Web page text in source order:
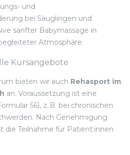
und
bei Säuglingen und
sanfter Babymassage in
Atmosphäre.
Kursangebote
bieten wir auch Rehasport im
an. Voraussetzung ist eine
56), z. B. bei chronischen
Nach Genehmigung
die Teilnahme für Patient:innen